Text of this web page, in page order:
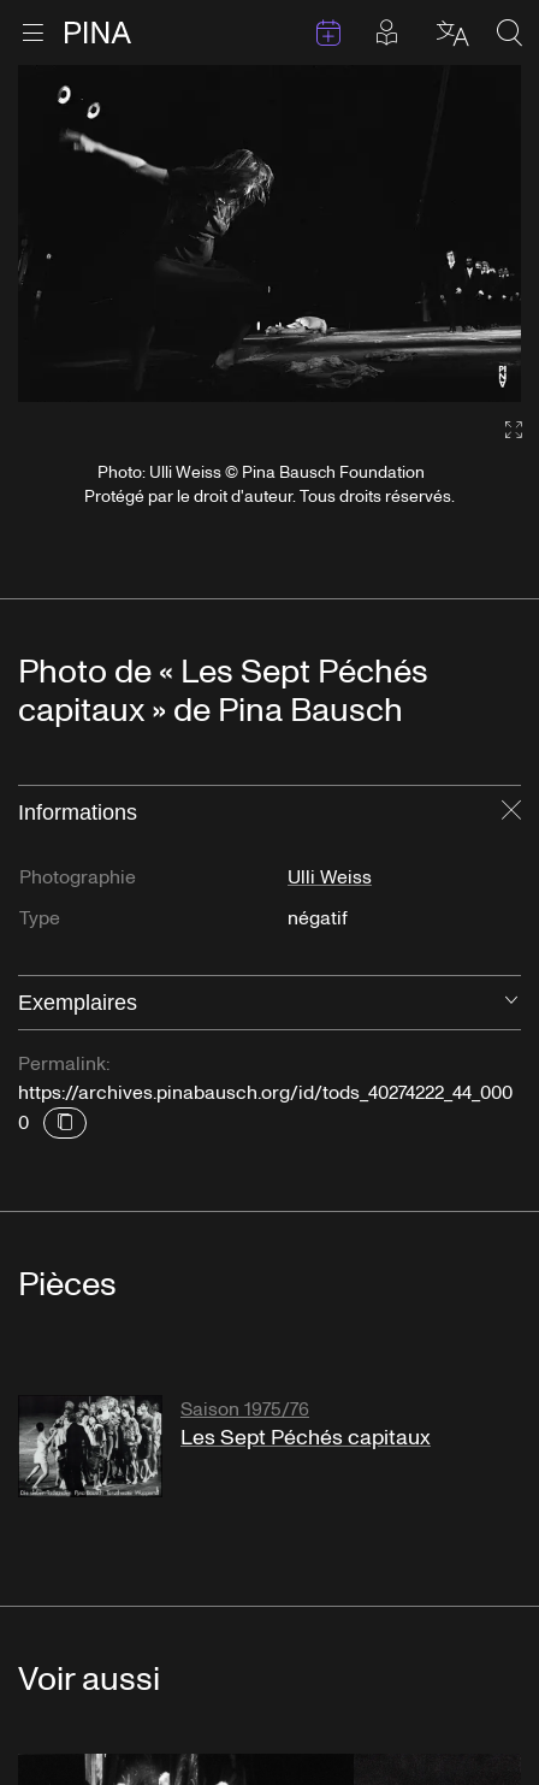
Aller au contenu
Ouvrir le menu Retour à la page d'accueil Évenements
Articles en
Photo: Ulli Weiss © Pina Bausch Foundation
Protégé par le droit d'auteur. Tous droits réservés.
Photo de « Les Sept Péchés
capitaux » de Pina Bausch
Informations
Photographie
Ulli Weiss
Type
négatif
Exemplaires
Permalink:
https://archives.pinabausch.org/id/tods_40274222_44_000
0
Pièces
Saison 1975/76
Les Sept Péchés capitaux
Voir aussi